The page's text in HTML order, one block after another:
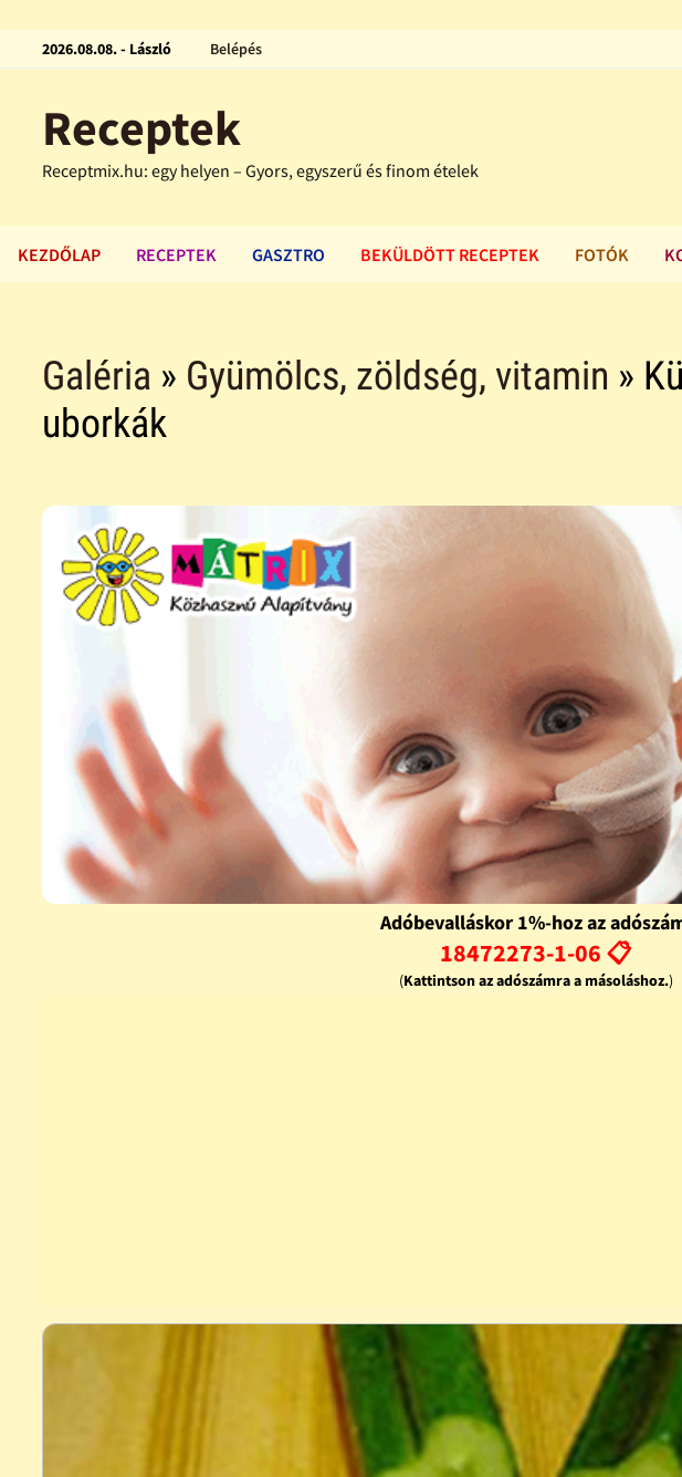
2026.08.08. - László Belépés
Receptek
Receptmix.hu: egy helyen – Gyors, egyszerű és finom ételek
KEZDŐLAP RECEPTEK GASZTRO BEKÜLDÖTT RECEPTEK FOTÓK
Galéria » Gyümölcs, zöldség, vitamin »
uborkák
Adóbevalláskor 1%-hoz az
18472273-1-06 📋
(Kattintson az adószámra a másoláshoz.)